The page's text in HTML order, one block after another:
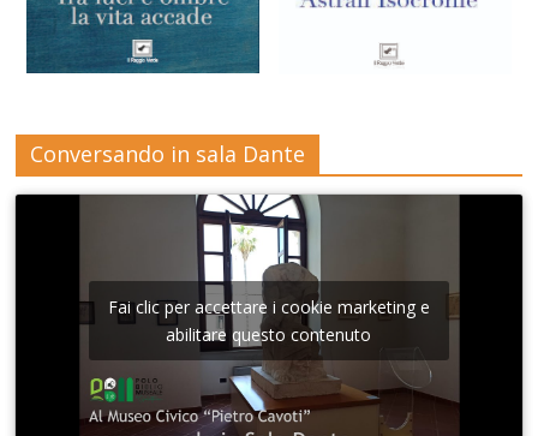
Conversando in sala Dante
Fai clic per accettare i cookie marketing e
abilitare questo contenuto